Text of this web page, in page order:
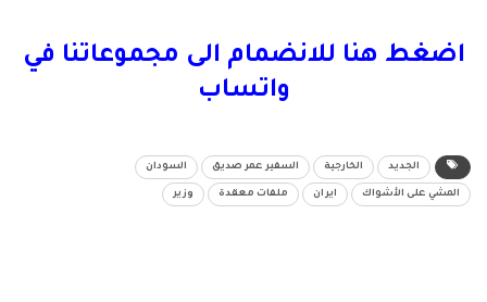
اضغط هنا للانضمام الى مجموعاتنا في
واتساب
الجديد الخارجية السفير عمر صديق السودان
المشي على الأشواك ايران ملفات معقدة وزير